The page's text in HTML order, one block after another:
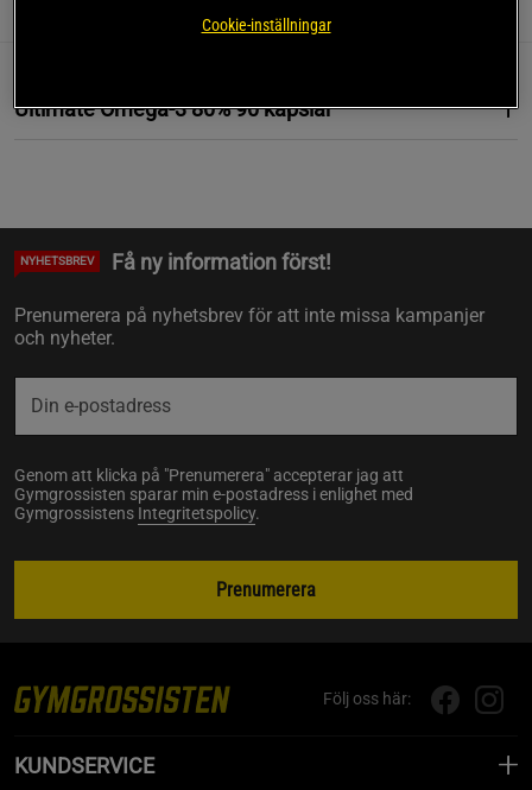
Recensioner Näring & Ingredienser
Ultimate Omega-3 80% 90 kapslar
NYHETSBREV Få ny information först!
Prenumerera på nyhetsbrev för att inte missa kampanjer
och nyheter.
Genom att klicka på "Prenumerera" accepterar jag att
Gymgrossisten sparar min e-postadress i enlighet med
Gymgrossistens Integritetspolicy.
Prenumerera
Följ oss här:
KUNDSERVICE
Cookie-inställningar